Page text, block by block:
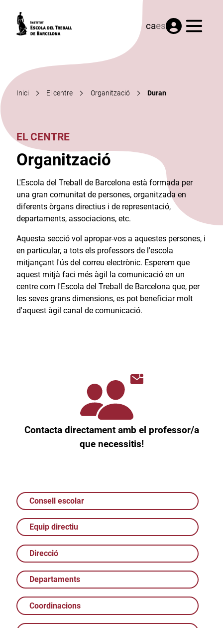
caes Menú
Inici El centre Organització Duran
EL CENTRE
Organització
L'Escola del Treball de Barcelona està formada per
una gran comunitat de persones, organitzada en
diferents òrgans directius i de representació,
departaments, associacions, etc.​
Aquesta secció vol apropar-vos a aquestes persones, i
en particular, a tots els professors de l'escola
mitjançant l'ús del correu electrònic. Esperem que
aquest mitjà faci més àgil la comunicació en un
centre com l'Escola del Treball de Barcelona que, per
les seves grans dimensions, es pot beneficiar molt
d'aquest àgil canal de comunicació.​
Contacta directament amb el professor/a
que necessitis!
Consell escolar
Equip directiu
Direcció
Departaments
Coordinacions